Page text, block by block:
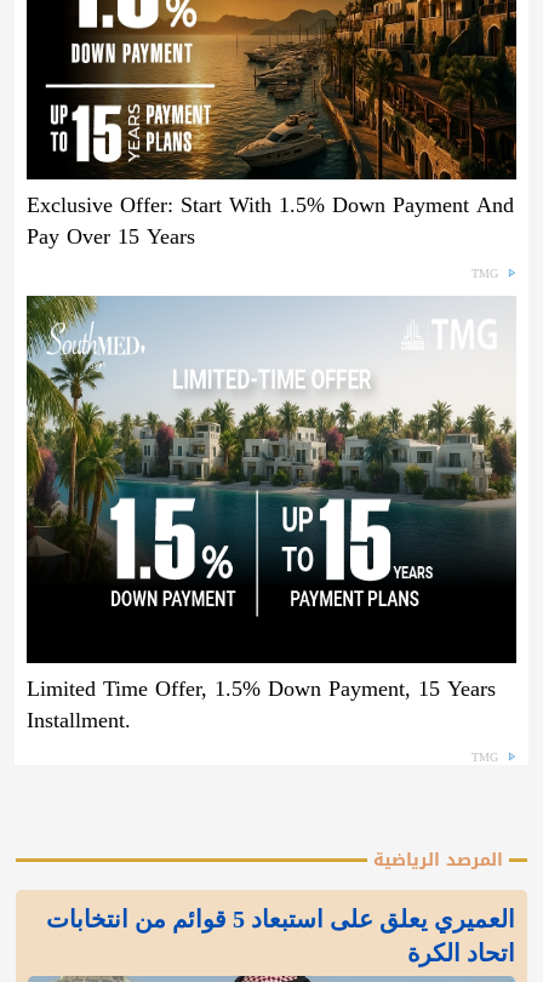
Exclusive Offer: Start With 1.5% Down Payment And
Pay Over 15 Years
TMG
Limited Time Offer, 1.5% Down Payment, 15 Years
Installment.
TMG
المرصد الرياضية
العميري يعلق على استبعاد 5 قوائم من انتخابات
اتحاد الكرة